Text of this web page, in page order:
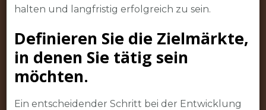
halten und langfristig erfolgreich zu sein.
Definieren Sie die Zielmärkte,
in denen Sie tätig sein
möchten.
Ein entscheidender Schritt bei der Entwicklung